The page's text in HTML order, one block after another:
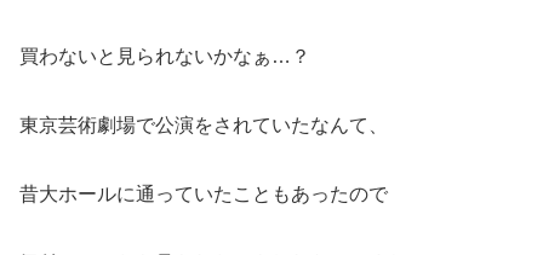
買わないと見られないかなぁ…？
東京芸術劇場で公演をされていたなんて、
昔大ホールに通っていたこともあったので